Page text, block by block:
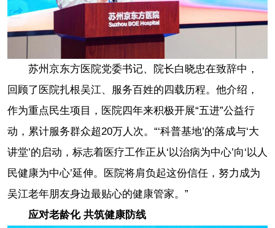
苏州京东方医院党委书记、院长白晓忠在致辞中，
回顾了医院扎根吴江、服务百姓的四载历程。他介绍，
作为重点民生项目，医院四年来积极开展“五进”公益行
动，累计服务群众超20万人次。“‘科普基地’的落成与‘大
讲堂’的启动，标志着医疗工作正从‘以治病为中心’向‘以人
民健康为中心’延伸。医院将肩负起这份信任，努力成为
吴江老年朋友身边最贴心的健康管家。”
应对老龄化 共筑健康防线